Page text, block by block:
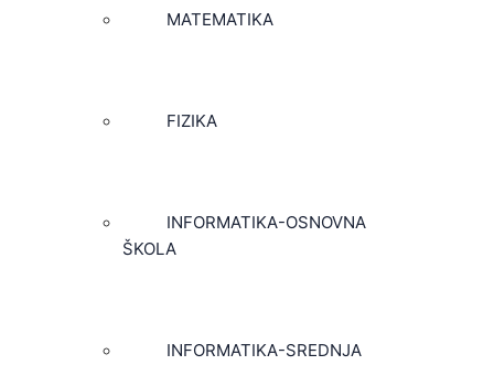
MATEMATIKA
FIZIKA
INFORMATIKA-OSNOVNA
ŠKOLA
INFORMATIKA-SREDNJA